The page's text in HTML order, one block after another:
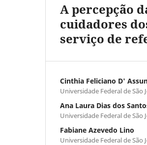
A percepção
cuidadores
serviço de
Cinthia Feliciano D'
Universidade Federal de São
Ana Laura Dias dos
Universidade Federal de São
Fabiane Azevedo Lino
Universidade Federal de São